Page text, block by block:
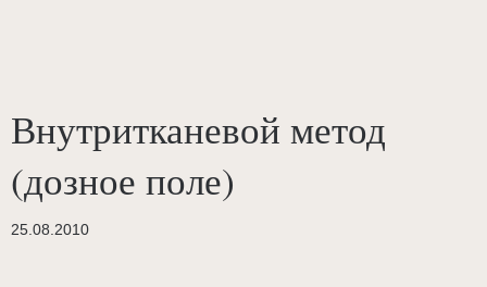
Внутритканевой метод
(дозное поле)
25.08.2010